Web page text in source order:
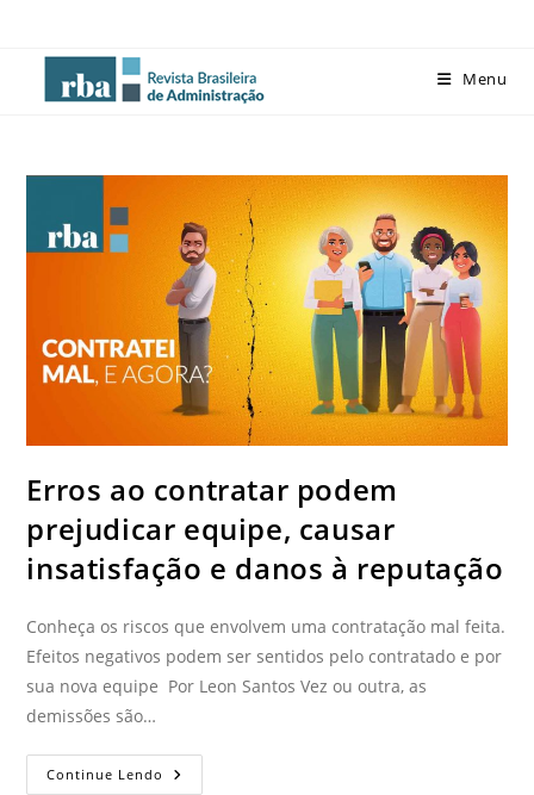
Menu
Erros ao contratar podem
prejudicar equipe, causar
insatisfação e danos à reputação
Conheça os riscos que envolvem uma contratação mal feita.
Efeitos negativos podem ser sentidos pelo contratado e por
sua nova equipe Por Leon Santos Vez ou outra, as
demissões são…
Continue Lendo